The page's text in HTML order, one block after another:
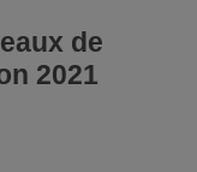
de
2021